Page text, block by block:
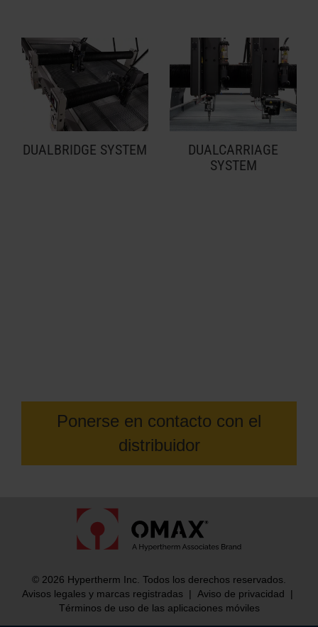
DUALBRIDGE SYSTEM
DUALCARRIAGE
SYSTEM
Ponerse en contacto con el
distribuidor
© 2026 Hypertherm Inc. Todos los derechos reservados.
Avisos legales y marcas registradas
| Aviso de privacidad
|
Términos de uso de las aplicaciones móviles